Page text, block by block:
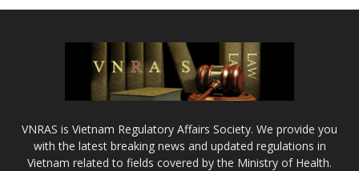
VNRAS is Vietnam Regulatory Affairs Society. We provide you
with the latest breaking news and updated regulations in
Vietnam related to fields covered by the Ministry of Health.